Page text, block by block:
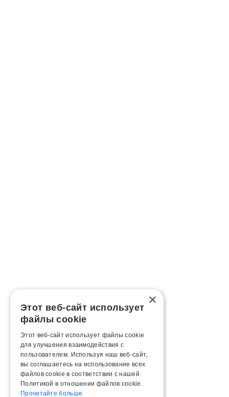
×
Этот веб-сайт использует
файлы cookie
Этот веб-сайт использует файлы cookie
для улучшения взаимодействия с
пользователем. Используя наш веб-сайт,
вы соглашаетесь на использование всех
файлов cookie в соответствии с нашей
Политикой в ​​отношении файлов cookie.
Прочитайте больше